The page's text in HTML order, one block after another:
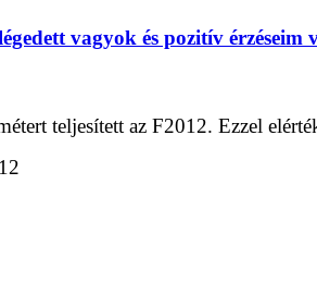
vagyok és pozitív érzéseim
teljesített az F2012. Ezzel